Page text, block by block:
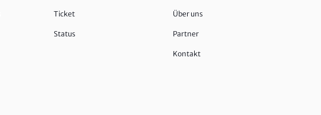
Ticket
Status
Über uns
Partner
Kontakt